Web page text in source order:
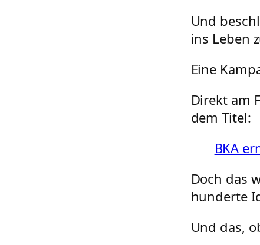
Und
ins Leben
Eine
Direkt am
dem Titel:
BKA
Doch das
hunderte
Und das,